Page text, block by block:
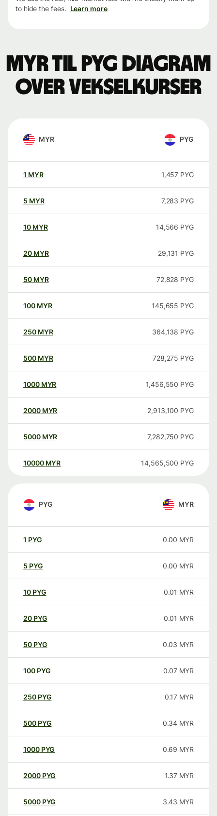
to hide the fees. Learn more
MYR til PYG Diagram
over vekselkurser
MYR PYG
1 MYR 1,457 PYG
5 MYR 7,283 PYG
10 MYR 14,566 PYG
20 MYR 29,131 PYG
50 MYR 72,828 PYG
100 MYR 145,655 PYG
250 MYR 364,138 PYG
500 MYR 728,275 PYG
1000 MYR 1,456,550 PYG
2000 MYR 2,913,100 PYG
5000 MYR 7,282,750 PYG
10000 MYR 14,565,500 PYG
PYG MYR
1 PYG 0.00 MYR
5 PYG 0.00 MYR
10 PYG 0.01 MYR
20 PYG 0.01 MYR
50 PYG 0.03 MYR
100 PYG 0.07 MYR
250 PYG 0.17 MYR
500 PYG 0.34 MYR
1000 PYG 0.69 MYR
2000 PYG 1.37 MYR
5000 PYG 3.43 MYR